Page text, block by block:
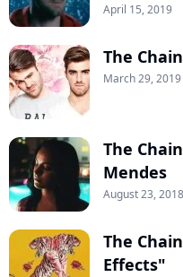
April 15, 2019
The
March 29, 2019
The
Mendes
August 23, 2018
The
Effects"